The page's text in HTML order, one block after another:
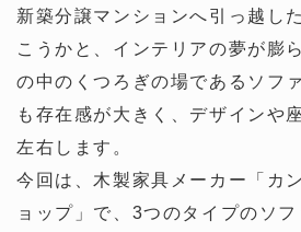
新築分譲マンションへ引っ越し
こうかと、インテリアの夢が膨
の中のくつろぎの場であるソフ
も存在感が大きく、デザインや
左右します。
今回は、木製家具メーカー「カ
ョップ」で、3つのタイプのソ